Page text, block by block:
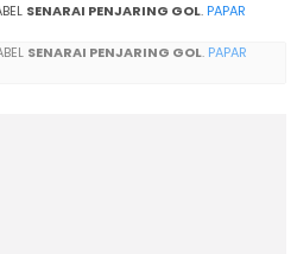
SENARAI PENJARING GOL. PAPAR
SENARAI PENJARING GOL. PAPAR